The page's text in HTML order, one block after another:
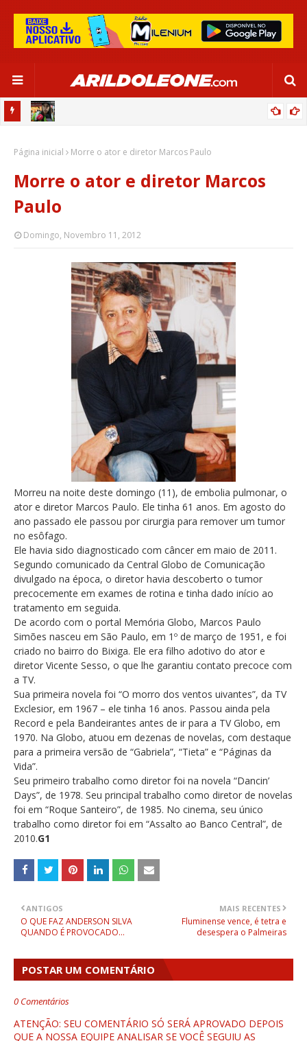
ESPORTE (TV BAHIA - REDE GLOBO 03/06/2024)
Página inicial Morre o ator e diretor Marcos Paulo
Morre o ator e diretor Marcos
Paulo
Domingo, Novembro 11, 2012
Morreu na noite deste domingo (11), de embolia pulmonar, o
ator e diretor Marcos Paulo. Ele tinha 61 anos. Em agosto do
ano passado ele passou por cirurgia para remover um tumor
no esôfago.
Ele havia sido diagnosticado com câncer em maio de 2011.
Segundo comunicado da Central Globo de Comunicação
divulgado na época, o diretor havia descoberto o tumor
precocemente em exames de rotina e tinha dado início ao
tratamento em seguida.
De acordo com o portal Memória Globo, Marcos Paulo
Simões nasceu em São Paulo, em 1º de março de 1951, e foi
criado no bairro do Bixiga. Ele era filho adotivo do ator e
diretor Vicente Sesso, o que lhe garantiu contato precoce com
a TV.
Sua primeira novela foi “O morro dos ventos uivantes”, da TV
Exclesior, em 1967 – ele tinha 16 anos. Passou ainda pela
Record e pela Bandeirantes antes de ir para a TV Globo, em
1970. Na Globo, atuou em dezenas de novelas, com destaque
para a primeira versão de “Gabriela”, “Tieta” e “Páginas da
Vida”.
Seu primeiro trabalho como diretor foi na novela “Dancin’
Days”, de 1978. Seu principal trabalho como diretor de novelas
foi em “Roque Santeiro”, de 1985. No cinema, seu único
trabalho como diretor foi em “Assalto ao Banco Central”, de
2010.G1
MAIS RECENTES
Fluminense vence, é tetra e
desespera o Palmeiras
ANTIGOS
O QUE FAZ ANDERSON SILVA
QUANDO É PROVOCADO...
POSTAR UM COMENTÁRIO
0 Comentários
ATENÇÃO: SEU COMENTÁRIO SÓ SERÁ APROVADO DEPOIS
QUE A NOSSA EQUIPE ANALISAR SE VOCÊ SEGUIU AS